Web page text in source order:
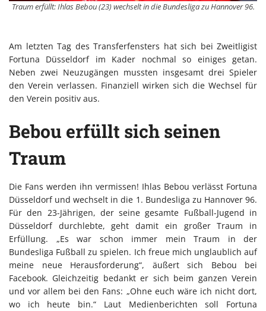
Traum erfüllt: Ihlas Bebou (23) wechselt in die Bundesliga zu Hannover 96.
Am letzten Tag des Transferfensters hat sich bei Zweitligist
Fortuna Düsseldorf im Kader nochmal so einiges getan.
Neben zwei Neuzugängen mussten insgesamt drei Spieler
den Verein verlassen. Finanziell wirken sich die Wechsel für
den Verein positiv aus.
Bebou erfüllt sich seinen
Traum
Die Fans werden ihn vermissen! Ihlas Bebou verlässt Fortuna
Düsseldorf und wechselt in die 1. Bundesliga zu Hannover 96.
Für den 23-Jährigen, der seine gesamte Fußball-Jugend in
Düsseldorf durchlebte, geht damit ein großer Traum in
Erfüllung. „Es war schon immer mein Traum in der
Bundesliga Fußball zu spielen. Ich freue mich unglaublich auf
meine neue Herausforderung“, äußert sich Bebou bei
Facebook. Gleichzeitig bedankt er sich beim ganzen Verein
und vor allem bei den Fans: „Ohne euch wäre ich nicht dort,
wo ich heute bin.“ Laut Medienberichten soll Fortuna